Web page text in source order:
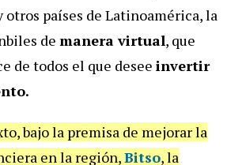
otros países de Latinoamérica, la
de manera virtual, que
de todos el que desee invertir
bajo la premisa de mejorar la
en la región,Bitso, la